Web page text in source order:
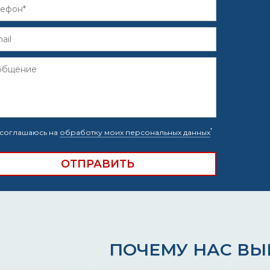
на обработку моих персональных данных*
ПОЧЕМУ НАС